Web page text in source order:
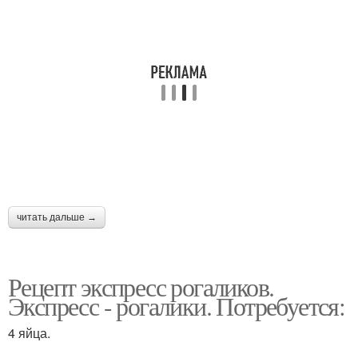
читать дальше →
Рецепт экспресс рогаликов.
Экспресс - рогалики. Потребуется:
4 яйца.